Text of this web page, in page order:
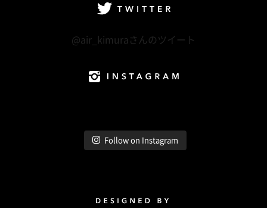
@air_kimuraさんのツイート
Follow on Instagram